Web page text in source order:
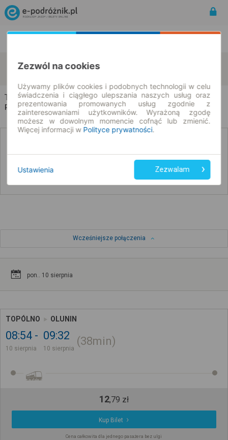
Topólno Olunin
Topólno → Olunin
Rozkład jazdy i bilety
Poniżej przedstawiamy dostępne połączenia z innych dat
Wcześniejsze połączenia
pon.. 10 sierpnia
TOPÓLNO OLUNIN
08:54
10 sierpnia
09:32
10 sierpnia
38min
12,79 zł
Kup Bilet
Cena całkowita dla jednego pasażera bez ulgi
Zezwól na cookies
Używamy plików cookies i podobnych technologii w celu
świadczenia i ciągłego ulepszania naszych usług oraz
prezentowania promowanych usług zgodnie z
zainteresowaniami użytkowników. Wyrażoną zgodę
możesz w dowolnym momencie cofnąć lub zmienić.
Więcej informacji w Polityce prywatności.
Ustawienia Zezwalam